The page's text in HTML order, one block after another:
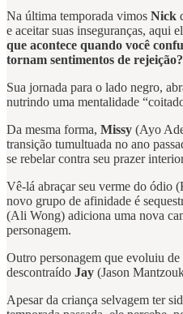
Na última temporada vimos Nick
e aceitar suas inseguranças, aqui
que acontece quando você
tornam sentimentos de rejeição?
Sua jornada para o lado negro,
nutrindo uma mentalidade
Da mesma forma, Missy (Ayo
transição tumultuada no ano
se rebelar contra seu prazer
Vê-lá abraçar seu verme do ódio
novo grupo de afinidade é
(Ali Wong) adiciona uma nova
personagem.
Outro personagem que evoluiu
descontraído Jay (Jason
Apesar da criança selvagem ter